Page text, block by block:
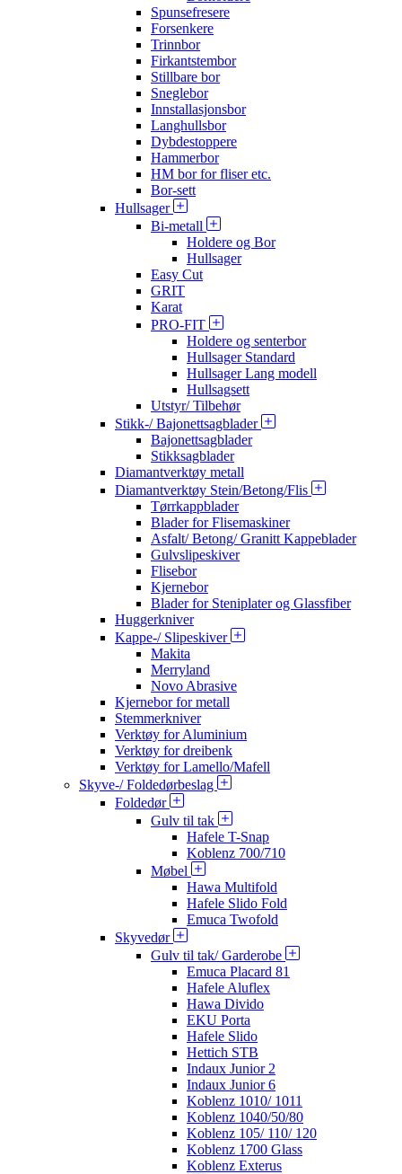
Spunsefresere
Forsenkere
Trinnbor
Firkantstembor
Stillbare bor
Sneglebor
Innstallasjonsbor
Langhullsbor
Dybdestoppere
Hammerbor
HM bor for fliser etc.
Bor-sett
Hullsager
Bi-metall
Holdere og Bor
Hullsager
Easy Cut
GRIT
Karat
PRO-FIT
Holdere og senterbor
Hullsager Standard
Hullsager Lang modell
Hullsagsett
Utstyr/ Tilbehør
Stikk-/ Bajonettsagblader
Bajonettsagblader
Stikksagblader
Diamantverktøy metall
Diamantverktøy Stein/Betong/Flis
Tørrkappblader
Blader for Flisemaskiner
Asfalt/ Betong/ Granitt Kappeblader
Gulvslipeskiver
Flisebor
Kjernebor
Blader for Steniplater og Glassfiber
Huggerkniver
Kappe-/ Slipeskiver
Makita
Merryland
Novo Abrasive
Kjernebor for metall
Stemmerkniver
Verktøy for Aluminium
Verktøy for dreibenk
Verktøy for Lamello/Mafell
Skyve-/ Foldedørbeslag
Foldedør
Gulv til tak
Hafele T-Snap
Koblenz 700/710
Møbel
Hawa Multifold
Hafele Slido Fold
Emuca Twofold
Skyvedør
Gulv til tak/ Garderobe
Emuca Placard 81
Hafele Aluflex
Hawa Divido
EKU Porta
Hafele Slido
Hettich STB
Indaux Junior 2
Indaux Junior 6
Koblenz 1010/ 1011
Koblenz 1040/50/80
Koblenz 105/ 110/ 120
Koblenz 1700 Glass
Koblenz Exterus